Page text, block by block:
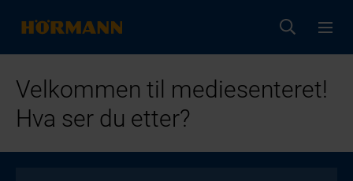
Velkommen til mediesenteret!
Hva ser du etter?